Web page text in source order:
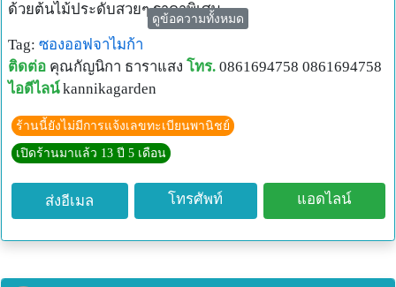
ด้วยต้นไม้ประดับสวยๆ ราคาพิเศษ
เหมาะสำหรับคนรักการจัดสวน เนรมิตสวนเขียวขจีในพริบตา
ติดต่อที่คุณกัญนิกาได้เลยค่ะ
Mobile : 086-1694758 (สะดวกที่สุดค่ะ)
Line ID : kannikagarden
E-Mail :kannika.lampaya@gmail.com
ขอบพระคุณค่ะ
ดูข้อความทั้งหมด
Tag: ซองออฟจาไมก้า
ติดต่อ คุณกัญนิกา ธาราแสง โทร. 0861694758 0861694758
ไอดีไลน์ kannikagarden
ร้านนี้ยังไม่มีการแจ้งเลขทะเบียนพานิชย์
เปิดร้านมาแล้ว 13 ปี 5 เดือน
ส่งอีเมล โทรศัพท์ แอดไลน์